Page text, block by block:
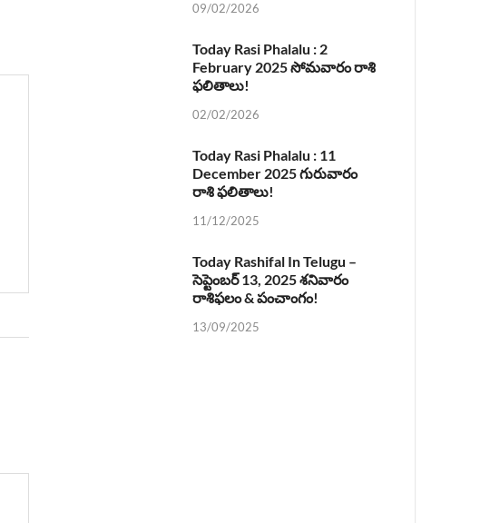
09/02/2026
Today Rasi Phalalu : 2
February 2025 సోమవారం రాశి
ఫలితాలు!
02/02/2026
Today Rasi Phalalu : 11
December 2025 గురువారం
రాశి ఫలితాలు!
11/12/2025
Today Rashifal In Telugu –
సెప్టెంబర్ 13, 2025 శనివారం
రాశిఫలం & పంచాంగం!
13/09/2025